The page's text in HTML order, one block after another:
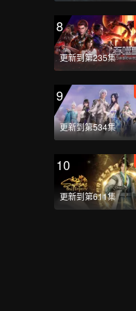
8
更新到第235集
9
更新到第534集
10
更新到第611集